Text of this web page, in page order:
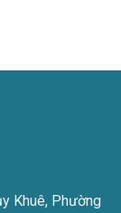
Khuê, Phường